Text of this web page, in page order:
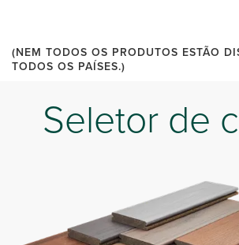
(NEM TODOS OS PRODUTOS ESTÃO
TODOS OS PAÍSES.)
Seletor de